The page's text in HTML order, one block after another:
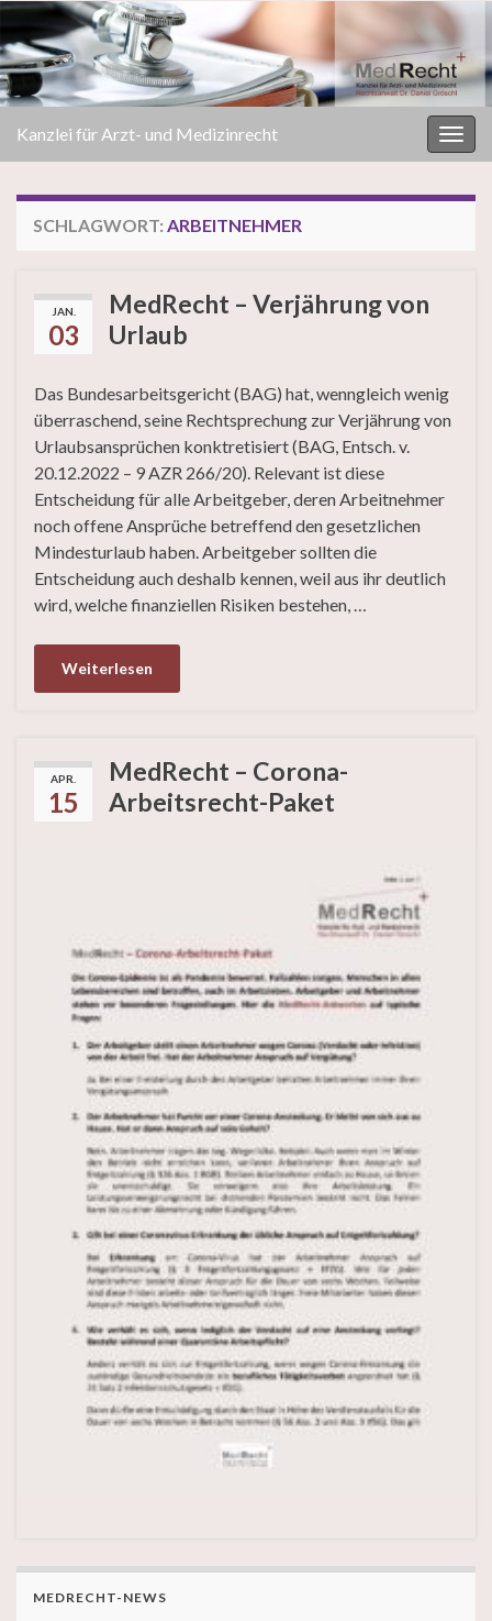
Kanzlei für Arzt- und Medizinrecht
SCHLAGWORT: ARBEITNEHMER
JAN.
03
MedRecht – Verjährung von
Urlaub
Das Bundesarbeitsgericht (BAG) hat, wenngleich wenig
überraschend, seine Rechtsprechung zur Verjährung von
Urlaubsansprüchen konktretisiert (BAG, Entsch. v.
20.12.2022 – 9 AZR 266/20). Relevant ist diese
Entscheidung für alle Arbeitgeber, deren Arbeitnehmer
noch offene Ansprüche betreffend den gesetzlichen
Mindesturlaub haben. Arbeitgeber sollten die
Entscheidung auch deshalb kennen, weil aus ihr deutlich
wird, welche finanziellen Risiken bestehen, …
Weiterlesen
APR.
15
MedRecht – Corona-
Arbeitsrecht-Paket
MEDRECHT-NEWS